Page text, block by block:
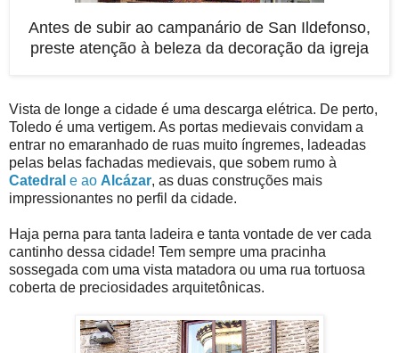
Antes de subir ao campanário de San Ildefonso,
preste atenção à beleza da decoração da igreja
Vista de longe a cidade é uma descarga elétrica. De perto,
Toledo é uma vertigem. As portas medievais convidam a
entrar no emaranhado de ruas muito íngremes, ladeadas
pelas belas fachadas medievais, que sobem rumo à
Catedral e ao Alcázar, as duas construções mais
impressionantes no perfil da cidade.
Haja perna para tanta ladeira e tanta vontade de ver cada
cantinho dessa cidade! Tem sempre uma pracinha
sossegada com uma vista matadora ou uma rua tortuosa
coberta de preciosidades arquitetônicas.